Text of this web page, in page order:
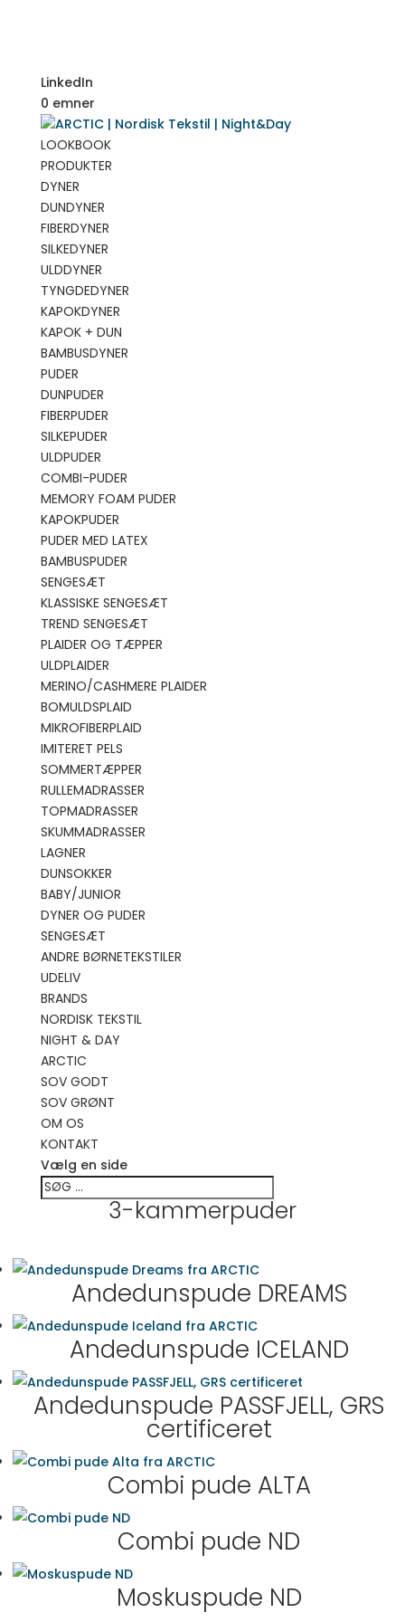
LinkedIn
0 emner
LOOKBOOK
PRODUKTER
DYNER
DUNDYNER
FIBERDYNER
SILKEDYNER
ULDDYNER
TYNGDEDYNER
KAPOKDYNER
KAPOK + DUN
BAMBUSDYNER
PUDER
DUNPUDER
FIBERPUDER
SILKEPUDER
ULDPUDER
COMBI-PUDER
MEMORY FOAM PUDER
KAPOKPUDER
PUDER MED LATEX
BAMBUSPUDER
SENGESÆT
KLASSISKE SENGESÆT
TREND SENGESÆT
PLAIDER OG TÆPPER
ULDPLAIDER
MERINO/CASHMERE PLAIDER
BOMULDSPLAID
MIKROFIBERPLAID
IMITERET PELS
SOMMERTÆPPER
RULLEMADRASSER
TOPMADRASSER
SKUMMADRASSER
LAGNER
DUNSOKKER
BABY/JUNIOR
DYNER OG PUDER
SENGESÆT
ANDRE BØRNETEKSTILER
UDELIV
BRANDS
NORDISK TEKSTIL
NIGHT & DAY
ARCTIC
SOV GODT
SOV GRØNT
OM OS
KONTAKT
Vælg en side
3-kammerpuder
Andedunspude DREAMS
Andedunspude ICELAND
Andedunspude PASSFJELL, GRS
certificeret
Combi pude ALTA
Combi pude ND
Moskuspude ND